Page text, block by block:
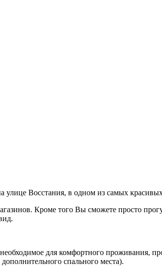
Восстания, в одном из самых
Кроме того Вы сможете просто
для комфортного проживания,
спального места).